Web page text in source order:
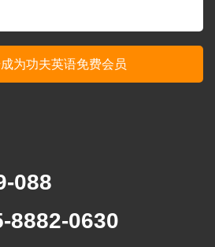
088
8882-0630